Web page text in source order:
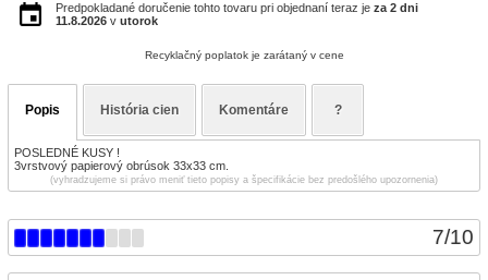
7/10
Predpokladané doručenie tohto tovaru pri objednaní teraz je za 2 dni
11.8.2026 v utorok
Recyklačný poplatok je zarátaný v cene
Popis História cien Komentáre ?
POSLEDNÉ KUSY !
3vrstvový papierový obrúsok 33x33 cm.
(vyhradzujeme si právo meniť tieto popisy a špecifikácie bez predošlého upozornenia)